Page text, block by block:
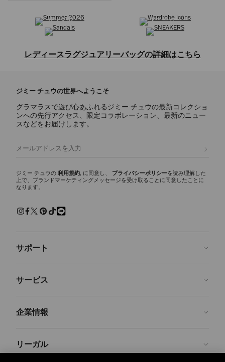
サンダル
スニーカー
レディースラグジュアリーバッグの詳細はこちら
ルバッグ、ミニバッグ、クラッチバッグなどを取り揃えた、レディース
バッグコレクションをご覧ください。クラシックな定番デザインから洗
練されたモダンなスタイルまで、ジミー チュウのバッグは上質なレザ
ーやスエードなど、贅沢な素材で熟練の技によって仕上げられていま
す。ブランドを象徴するショルダーバッグのCINCH(シンチ)やDIAMOND
デザインを象徴する代表的なシグネチャーです。
シーズンを通して活躍するワードローブの必需品。ブランドのクラシッ
クなトートバッグは、あらゆるシーンでご使用いただけます。シグネチ
ャースタイルのDIAMOND TOTE(ダイヤモンド トート)は、イタリア製レ
など豊富なバリエーションで展開。大容量のゆとりあるデザインで、通
機能性とエレガンスを兼ね備えたタイムレスな定番アイテム、ショルダ
可能なショルダーストラップを備え、自在なスタイリングが可能です。
ファッション性と機能性を両立したレディースクロスボディバッグ。ジ
構築的でエレガントなシルエットが、あらゆるスタイリングに洗練さを
加えます。イタリアのクラフトマンシップとカスタム メタルパーツに
ジミー チュウの世界へようこそ
グラマラスで遊び心あふれるジミー チュウの最新コレクショ
ンへの先行アクセス、限定コラボレーション、最新のニュー
スなどをお届けします。
ジミー チュウの 利用規約, に同意し、 プライバシーポリシーを読み理解した
上で、ブランドマーケティングメッセージを受け取ることに同意したことに
なります。
サポート
よくあるご質問
返品を申請
配送
サービス
Made-to-Order
保証
企業情報
ブランドの歴史
リーガル